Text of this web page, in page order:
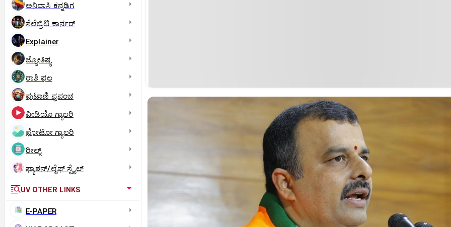
ಅನಿವಾಸಿ ಕನ್ನಡಿಗ
ಸೆಲೆಬ್ರಿಟಿ ಕಾರ್ನರ್‌
Explainer
ಜ್ಯೋತಿಷ್ಯ
ರಾಶಿ ಫಲ
ಪುಟಾಣಿ ಪ್ರಪಂಚ
ವೀಡಿಯೊ ಗ್ಯಾಲರಿ
ಫೋಟೋ ಗ್ಯಾಲರಿ
ರೀಲ್ಸ್
ಫ್ಯಾಶನ್/ಲೈಫ್‌ ಸ್ಟೈಲ್
UV OTHER LINKS
E-PAPER